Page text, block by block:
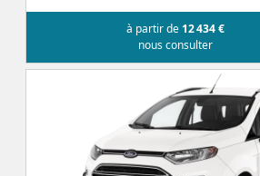
à partir de 12 434 €
nous consulter